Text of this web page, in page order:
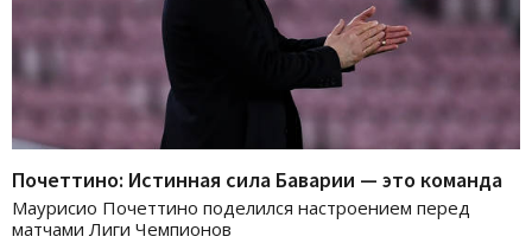
Почеттино: Истинная сила Баварии — это команда
Маурисио Почеттино поделился настроением перед
матчами Лиги Чемпионов